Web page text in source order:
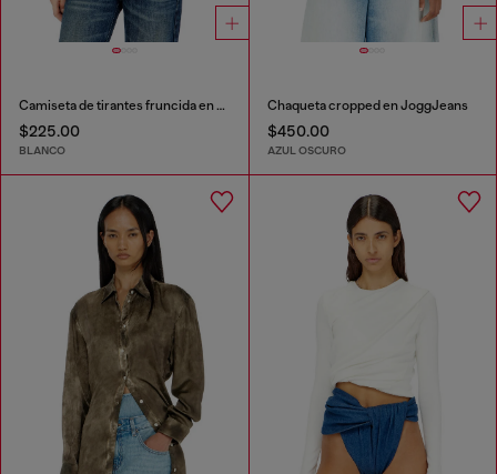
Camiseta de tirantes fruncida en punto de doble capa
$225.00
BLANCO
Chaqueta cropped en JoggJeans
$450.00
AZUL OSCURO